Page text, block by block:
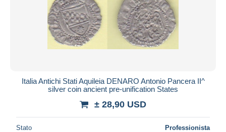
Italia Antichi Stati Aquileia DENARO Antonio Pancera II^
silver coin ancient pre-unification States
± 28,90 USD
Stato Professionista